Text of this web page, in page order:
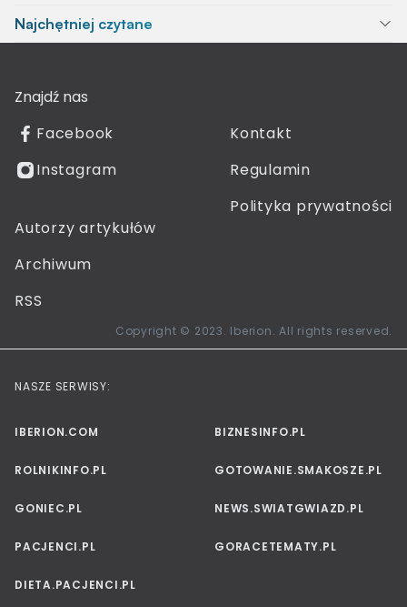
Najchętniej czytane
Znajdź nas
Facebook
Instagram
Kontakt
Regulamin
Polityka prywatności
Autorzy artykułów
Archiwum
RSS
Copyright © 2023. Iberion. All rights reserved.
NASZE SERWISY:
IBERION.COM BIZNESINFO.PL
ROLNIKINFO.PL GOTOWANIE.SMAKOSZE.PL
GONIEC.PL NEWS.SWIATGWIAZD.PL
PACJENCI.PL GORACETEMATY.PL
DIETA.PACJENCI.PL